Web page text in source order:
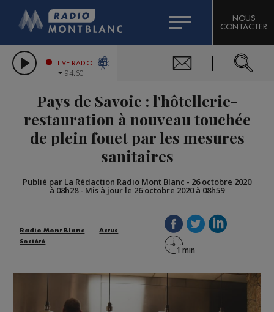
LES CHRONIQUES DE L'EXPERT
CITIZEN MACHINERY
GRAND MASSIF DOMAINES SKIABLES
BIGARD
COMPAGNIE DU MONT-BLANC
NOUS
CONTACTER
LIVE RADIO
94.60
Pays de Savoie : l'hôtellerie-
restauration à nouveau touchée
de plein fouet par les mesures
sanitaires
Publié par La Rédaction Radio Mont Blanc - 26 octobre 2020
à 08h28- Mis à jour le 26 octobre 2020 à 08h59
Radio Mont Blanc
Actus
Société